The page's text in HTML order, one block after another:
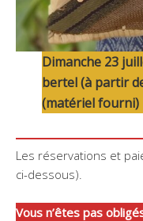
Dimanche 23
bertel (à partir
(matériel fourni)
Les réservations et
ci-dessous).
Vous n’êtes pas